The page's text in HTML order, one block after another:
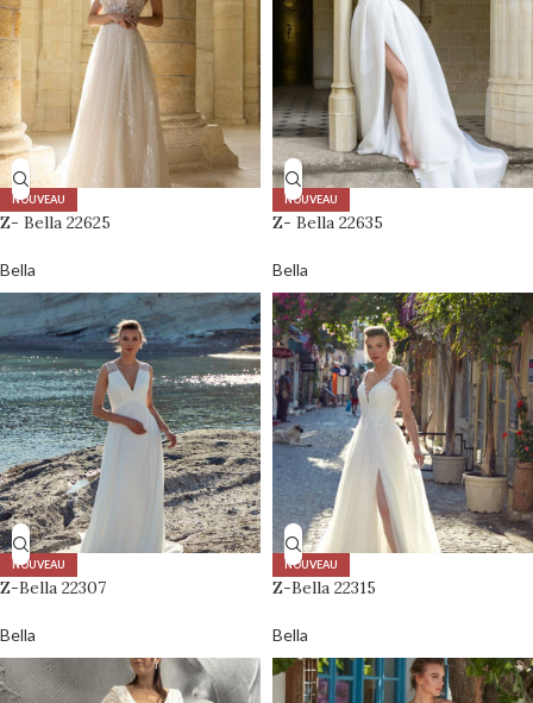
NOUVEAU
Z- Bella 22625
Bella
NOUVEAU
Z- Bella 22635
Bella
NOUVEAU
Z-Bella 22307
Bella
NOUVEAU
Z-Bella 22315
Bella